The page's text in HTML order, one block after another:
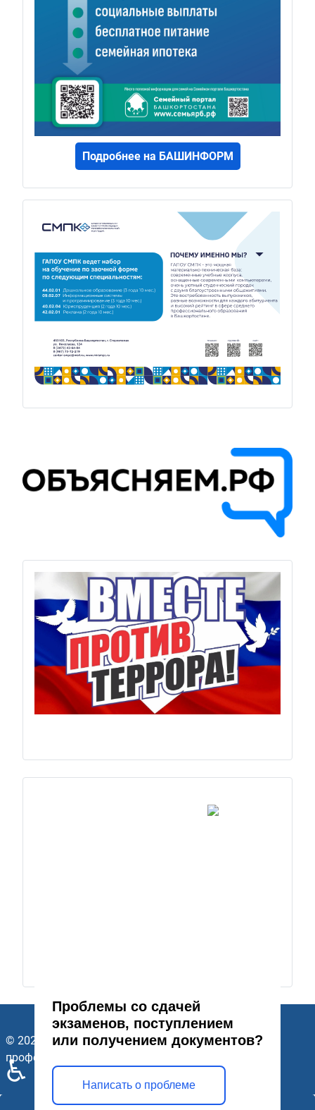
Подробнее на БАШИНФОРМ
Previous Next
Проблемы со сдачей
экзаменов, поступлением
или получением документов?
Написать о проблеме
© 2026 ГАПОУ Стерлитамакский многопрофильный
профессиональный колледж. Все права защищены.